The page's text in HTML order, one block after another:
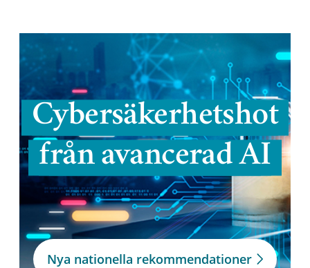
Cybersäkerhetshot
från avancerad AI
Nya nationella rekommendationer